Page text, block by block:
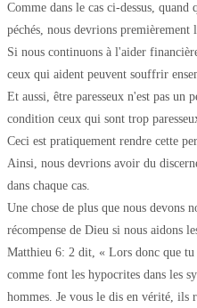
Comme dans le cas ci-dessus,
péchés, nous devrions premièrement
Si nous continuons à l'aider
ceux qui aident peuvent souffrir
Et aussi, être paresseux n'est pas un
condition ceux qui sont trop
Ceci est pratiquement rendre cette
Ainsi, nous devrions avoir du
dans chaque cas.
Une chose de plus que nous devons
récompense de Dieu si nous aidons
Matthieu 6: 2 dit, « Lors donc que tu
comme font les hypocrites dans les
hommes. Je vous le dis en vérité, ils